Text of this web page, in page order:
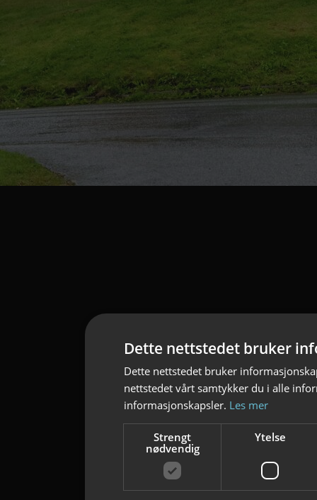
Dette nettstedet bruker
Dette nettstedet bruker
nettstedet vårt samtykker du i alle
informasjonskapsler. Les mer
Strengt
nødvendig
Ytelse